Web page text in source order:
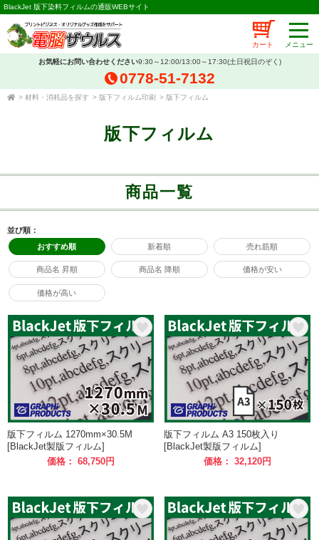
BlackJet 版下染料フィルムの通販WEBサイト
カート
お気軽にお問い合わせください9:30～12:00/13:00～17:30(土日祝日のぞく)
0778-51-7132
> 材料・消耗品を探す > 版下フィルム印刷 > 版下フィルム
版下フィルム
商品一覧
並び順：
おすすめ順
新着順 売れ筋順
商品名 昇順 商品名 降順 価格が安い
価格が高い
版下フィルム 1270mm×30.5M
[BlackJet製版フィルム]
価格： 68,750円
版下フィルム A3 150枚入り
[BlackJet製版フィルム]
価格： 32,120円